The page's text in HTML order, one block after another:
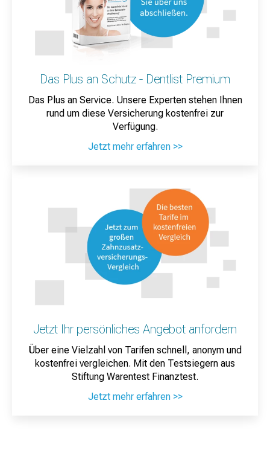
Das Plus an Schutz - Dentlist Premium
Das Plus an Service. Unsere Experten stehen Ihnen
rund um diese Versicherung kostenfrei zur
Verfügung.
Jetzt mehr erfahren >>
Jetzt Ihr persönliches Angebot anfordern
Über eine Vielzahl von Tarifen schnell, anonym und
kostenfrei vergleichen. Mit den Testsiegern aus
Stiftung Warentest Finanztest.
Jetzt mehr erfahren >>